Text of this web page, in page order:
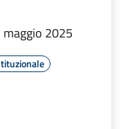
maggio 2025